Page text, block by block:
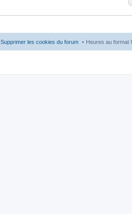
Heures au format
Supprimer les cookies du forum